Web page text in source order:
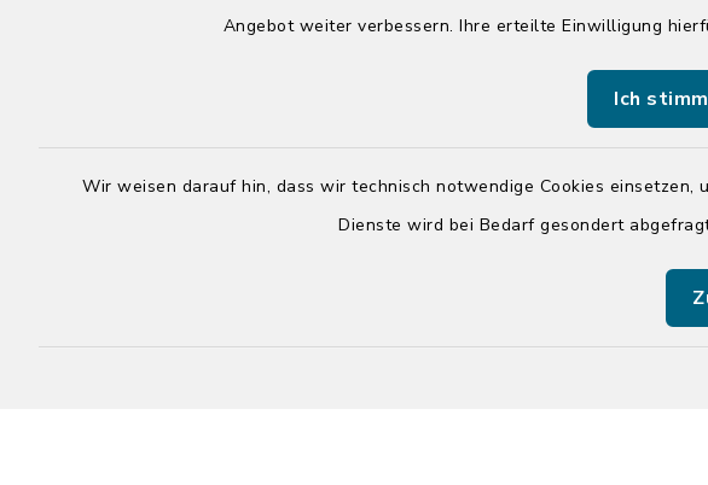
Angebot weiter verbessern. Ihre erteilte Einwilligung
Ich
Wir weisen darauf hin, dass wir technisch notwendige Cookies
Dienste wird bei Bedarf gesondert